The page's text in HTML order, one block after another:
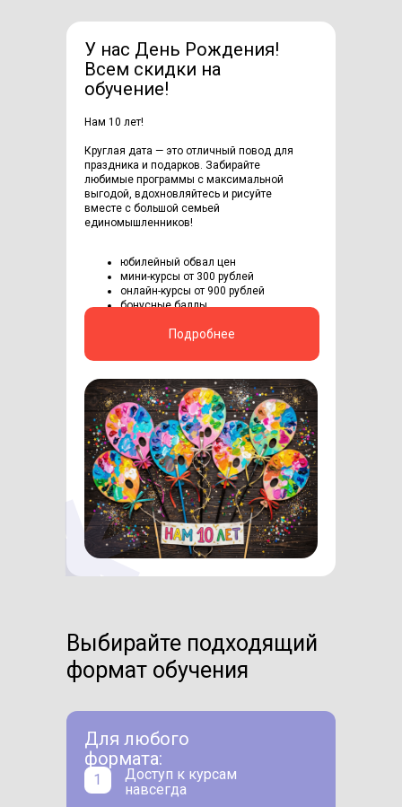
Нам 10 лет!
Круглая дата — это отличный повод для
праздника и подарков. Забирайте
любимые программы с максимальной
выгодой, вдохновляйтесь и рисуйте
вместе с большой семьей
единомышленников!
юбилейный обвал цен
мини-курсы от 300 рублей
онлайн-курсы от 900 рублей
бонусные баллы
Подробнее
У нас День Рождения!
Всем скидки на
обучение!
Выбирайте подходящий
формат обучения
Для любого
формата:
Доступ к курсам
навсегда
1